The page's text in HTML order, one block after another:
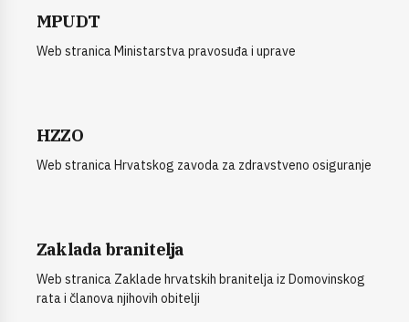
MPUDT
Web stranica Ministarstva pravosuđa i uprave
HZZO
Web stranica Hrvatskog zavoda za zdravstveno osiguranje
Zaklada branitelja
Web stranica Zaklade hrvatskih branitelja iz Domovinskog
rata i članova njihovih obitelji